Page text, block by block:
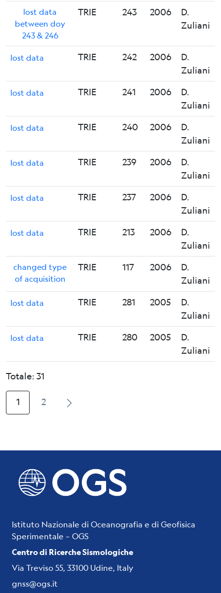
lost data
between doy
243 & 246
TRIE 243 2006
D.
Zuliani
lost data TRIE 242 2006
D.
Zuliani
lost data TRIE 241 2006
D.
Zuliani
lost data TRIE 240 2006
D.
Zuliani
lost data TRIE 239 2006
D.
Zuliani
lost data TRIE 237 2006
D.
Zuliani
lost data TRIE 213 2006
D.
Zuliani
changed type
of acquisition
TRIE 117 2006
D.
Zuliani
lost data TRIE 281 2005
D.
Zuliani
lost data TRIE 280 2005
D.
Zuliani
Totale: 31
1 2
Istituto Nazionale di Oceanografia e di Geofisica
Sperimentale – OGS
Centro di Ricerche Sismologiche
Via Treviso 55, 33100 Udine, Italy
gnss@ogs.it